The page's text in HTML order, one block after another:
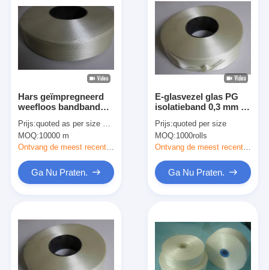
Producten
Ongeveer ons
Hars geïmpregneerd
weefloos bandband
25 mm Breed 0,30 mm
dik
Prijs:quoted as per size and quantity
MOQ:10000 m
Ontvang de meest recente Prijs
Ga Nu Praten.
E-glasvezel glas PG
isolatieband 0,3 mm H-
Prijs:quoted per size
MOQ:1000rolls
Ontvang de meest recente Prijs
Ga Nu Praten.